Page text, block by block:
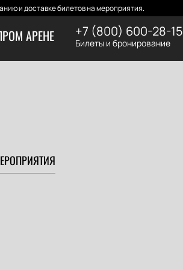
и доставке билетов на мероприятия.
АРЕНЕ +7 (800) 600-28-15
Билеты и бронирование